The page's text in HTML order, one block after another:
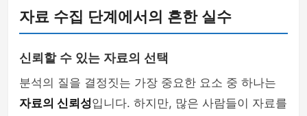
자료 수집 단계에서의 흔한 실수
신뢰할 수 있는 자료의 선택
분석의 질을 결정짓는 가장 중요한 요소 중 하나는
자료의 신뢰성입니다. 하지만, 많은 사람들이 자료를